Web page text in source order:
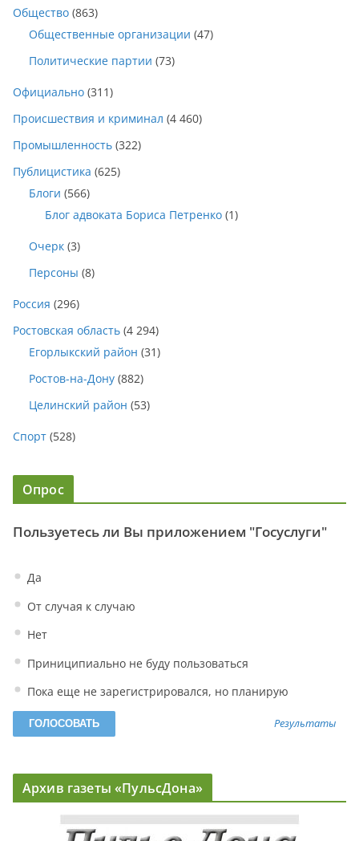
Общество (863)
Общественные организации (47)
Политические партии (73)
Официально (311)
Происшествия и криминал (4 460)
Промышленность (322)
Публицистика (625)
Блоги (566)
Блог адвоката Бориса Петренко (1)
Очерк (3)
Персоны (8)
Россия (296)
Ростовская область (4 294)
Егорлыкский район (31)
Ростов-на-Дону (882)
Целинский район (53)
Спорт (528)
Опрос
Пользуетесь ли Вы приложением "Госуслуги"
Да
От случая к случаю
Нет
Приниципиально не буду пользоваться
Пока еще не зарегистрировался, но планирую
Результаты
Архив газеты «ПульсДона»